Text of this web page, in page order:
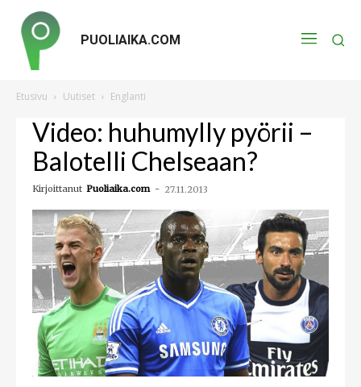
PUOLIAIKA.COM
Etusivu Uutiset Englanti
Video: huhumylly pyörii –
Balotelli Chelseaan?
Kirjoittanut Puoliaika.com - 27.11.2013